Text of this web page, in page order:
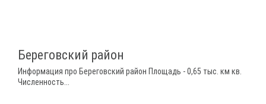
Береговский район
Информация про Береговский район Площадь - 0,65 тыс. км кв.
Численность...